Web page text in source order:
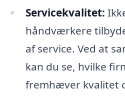
Servicekvalitet:
håndværkere
af service. Ved at
kan du se, hvilke
fremhæver kvalitet